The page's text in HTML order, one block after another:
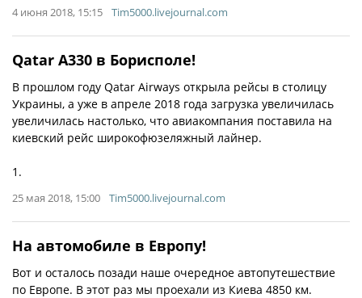
4 июня 2018, 15:15 Tim5000.livejournal.com
Qatar A330 в Борисполе!
В прошлом году Qatar Airways открыла рейсы в столицу
Украины, а уже в апреле 2018 года загрузка увеличилась
увеличилась настолько, что авиакомпания поставила на
киевский рейс широкофюзеляжный лайнер.
1.
25 мая 2018, 15:00 Tim5000.livejournal.com
На автомобиле в Европу!
Вот и осталось позади наше очередное автопутешествие
по Европе. В этот раз мы проехали из Киева 4850 км.